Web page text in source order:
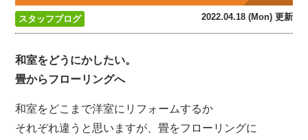
スタッフブログ 2022.04.18 (Mon) 更新
和室をどうにかしたい。
畳からフローリングへ
和室をどこまで洋室にリフォームするか
それぞれ違うと思いますが、畳をフローリングに